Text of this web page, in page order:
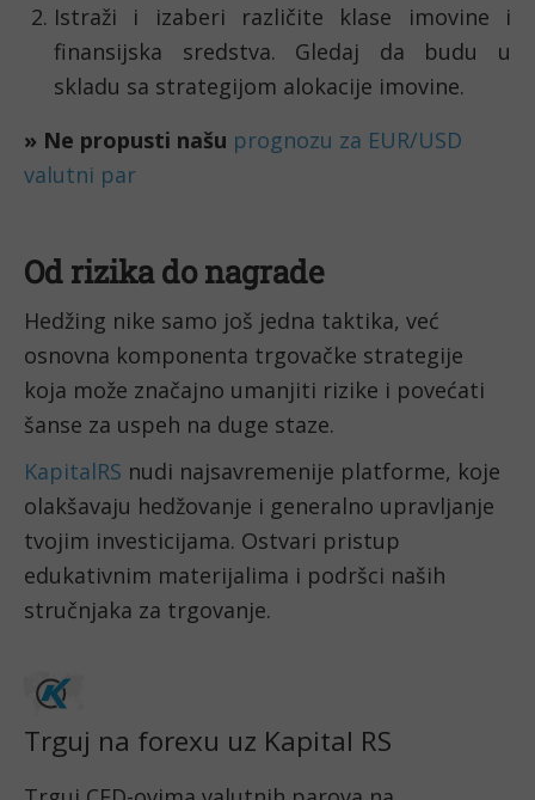
Istraži i izaberi različite klase imovine i
finansijska sredstva. Gledaj da budu u
skladu sa strategijom alokacije imovine.
» Ne propusti našu prognozu za EUR/USD
valutni par
Od rizika do nagrade
Hedžing nike samo još jedna taktika, već
osnovna komponenta trgovačke strategije
koja može značajno umanjiti rizike i povećati
šanse za uspeh na duge staze.
KapitalRS nudi najsavremenije platforme, koje
olakšavaju hedžovanje i generalno upravljanje
tvojim investicijama. Ostvari pristup
edukativnim materijalima i podršci naših
stručnjaka za trgovanje.
Trguj na forexu uz Kapital RS